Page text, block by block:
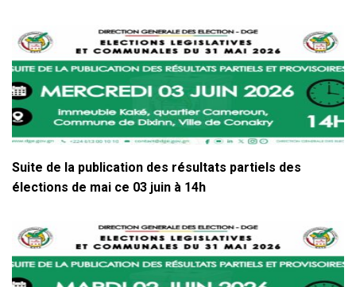
Suite de la publication des résultats partiels des
élections de mai ce 03 juin à 14h